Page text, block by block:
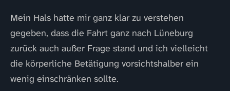
Mein Hals hatte mir ganz klar zu verstehen
gegeben, dass die Fahrt ganz nach Lüneburg
zurück auch außer Frage stand und ich vielleicht
die körperliche Betätigung vorsichtshalber ein
wenig einschränken sollte.